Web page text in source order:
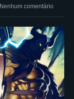
Nenhum comentário